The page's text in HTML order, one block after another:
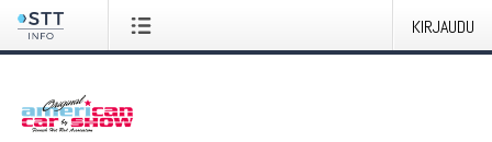
KIRJAUDU